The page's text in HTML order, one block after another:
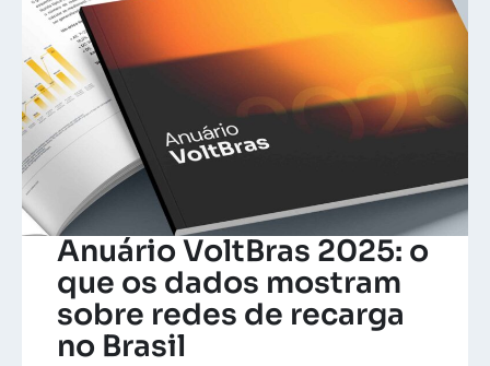
Anuário VoltBras 2025: o
que os dados mostram
sobre redes de recarga
no Brasil